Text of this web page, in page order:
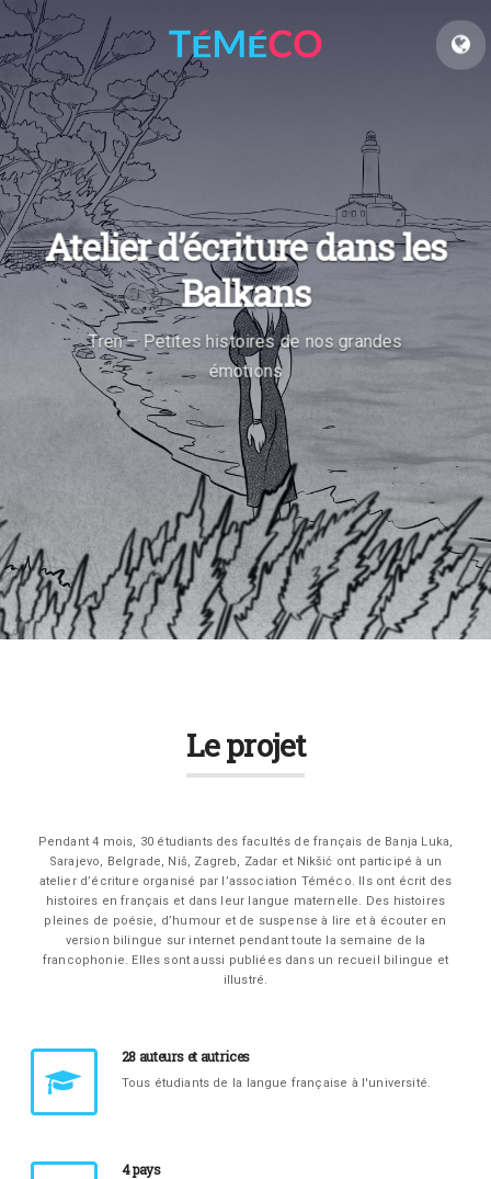
Atelier d’écriture dans les
Balkans
Tren – Petites histoires de nos grandes
émotions
Le projet
Pendant 4 mois, 30 étudiants des facultés de français de Banja Luka,
Sarajevo, Belgrade, Niš, Zagreb, Zadar et Nikšić ont participé à un
atelier d’écriture organisé par l’association Téméco. Ils ont écrit des
histoires en français et dans leur langue maternelle. Des histoires
pleines de poésie, d’humour et de suspense à lire et à écouter en
version bilingue sur internet pendant toute la semaine de la
francophonie. Elles sont aussi publiées dans un recueil bilingue et
illustré.
28 auteurs et autrices
Tous étudiants de la langue française à l'université.
4 pays